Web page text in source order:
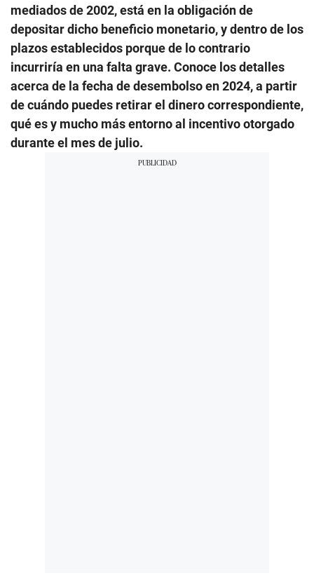
mediados de 2002, está en la obligación de
depositar dicho beneficio monetario, y dentro de los
plazos establecidos porque de lo contrario
incurriría en una falta grave. Conoce los detalles
acerca de la fecha de desembolso en 2024, a partir
de cuándo puedes retirar el dinero correspondiente,
qué es y mucho más entorno al incentivo otorgado
durante el mes de julio.